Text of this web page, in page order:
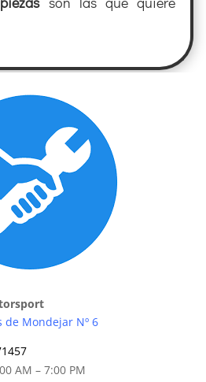
de Mondejar Nº 6
AM – 7:00 PM